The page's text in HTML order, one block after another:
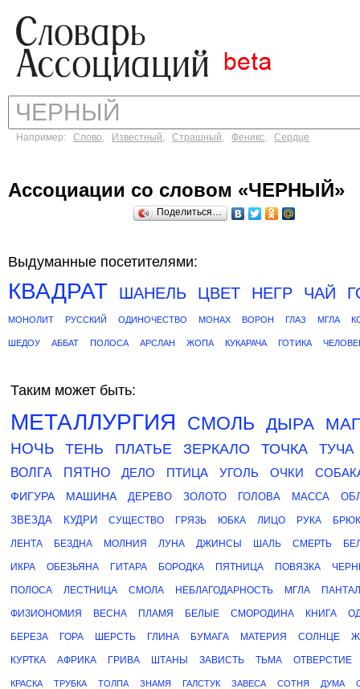
Например: Слово, Известный, Страшный, Феникс, Сердце
Ассоциации со словом «ЧЕРНЫЙ»
Поделиться…
Выдуманные посетителями:
КВАДРАТ ШАНЕЛЬ ЦВЕТ НЕГР ЧАЙ
МОНОЛИТ РУССКИЙ ОДИНОЧЕСТВО МОНАХ ВОРОН ГЛАЗ МГЛА
ШЕДОУ АББАТ ПОЛОСА АРСЛАН ЖОПА КУКАРАЧА ГОТИКА
Таким может быть:
МЕТАЛЛУРГИЯ СМОЛЬ ДЫРА
НОЧЬ ТЕНЬ ПЛАТЬЕ ЗЕРКАЛО ТОЧКА ТУЧА
ВОЛГА ПЯТНО ДЕЛО ПТИЦА УГОЛЬ ОЧКИ
ФИГУРА МАШИНА ДЕРЕВО ЗОЛОТО ГОЛОВА МАССА
ЗВЕЗДА
КУДРИ СУЩЕСТВО ГРЯЗЬ ЮБКА ЛИЦО РУКА
ЛЕНТА БЕЗДНА МОЛНИЯ ЛУНА ДЖИНСЫ ШАЛЬ СМЕРТЬ
ИКРА ОБЕЗЬЯНА ГИТАРА БОРОДКА ПЯТНИЦА ПОВЯЗКА
ПОЛОСА ЛЕСТНИЦА СМОЛА НЕБЛАГОДАРНОСТЬ МГЛА
ФИЗИОНОМИЯ ВЕСНА ПЛАМЯ БЕЛЫЕ СМОРОДИНА КНИГА
БЕРЕЗА ГОРА ШЕРСТЬ ГЛИНА БУМАГА МАТЕРИЯ СОЛНЦЕ
КУРТКА АФРИКА ГРИВА ШТАНЫ ЗАВИСТЬ ТЬМА ОТВЕРСТИЕ
КРАСКА ТРУБКА ТОЛПА ЗНАМЯ ГАЛСТУК ЗАВЕСА СОТНЯ ДУМА